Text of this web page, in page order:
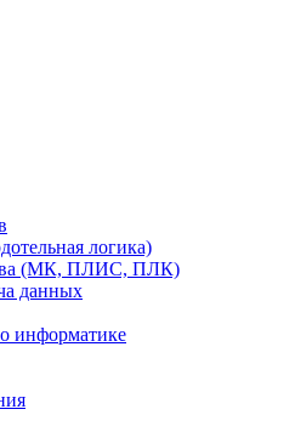
логика)
(МК, ПЛИС, ПЛК)
данных
информатике